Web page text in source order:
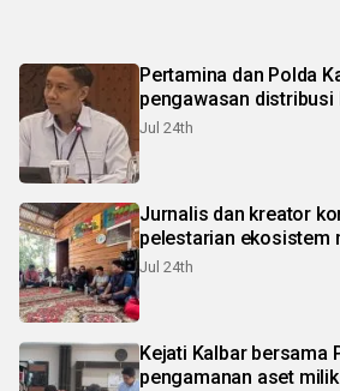
Pertamina dan Polda
pengawasan distribusi
Jul 24th
Jurnalis dan kreator
pelestarian ekosistem
Jul 24th
Kejati Kalbar bersama
pengamanan aset